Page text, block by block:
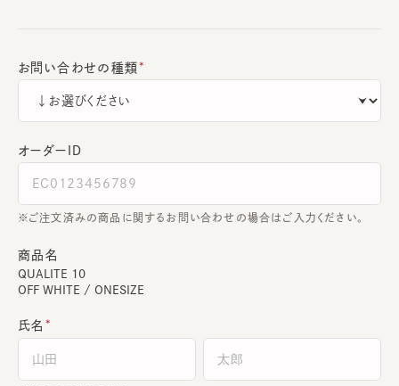
お問い合わせの種類
オーダーＩＤ
ご注文済みの商品に関するお問い合わせの場合はご入力ください。
商品名
QUALITE 10
OFF WHITE / ONESIZE
氏名